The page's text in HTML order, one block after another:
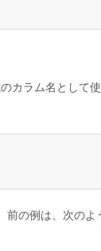
カラム名として使
前の例は、次の